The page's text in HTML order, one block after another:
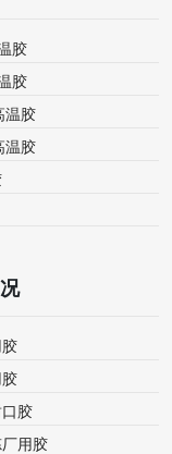
胶
胶
温胶
温胶
胶
用胶